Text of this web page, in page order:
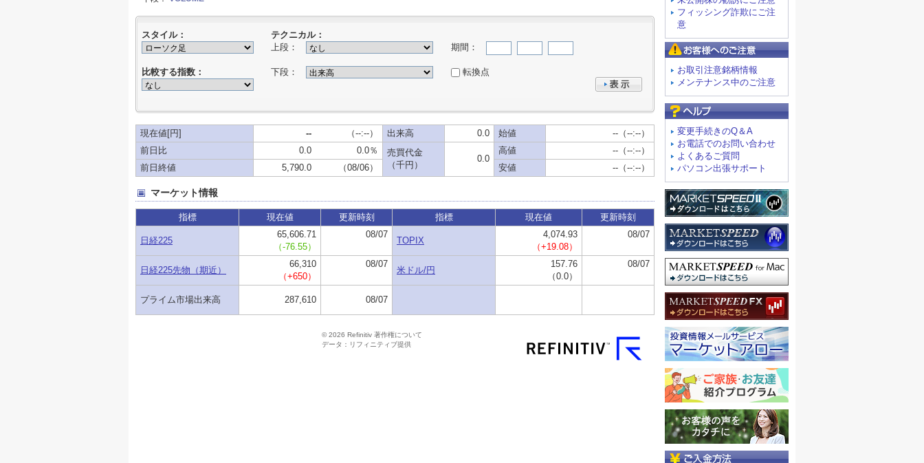
フィッシング詐欺にご注
意
お取引注意銘柄情報
メンテナンス中のご注意
変更手続きのQ＆A
お電話でのお問い合わせ
よくあるご質問
パソコン出張サポート